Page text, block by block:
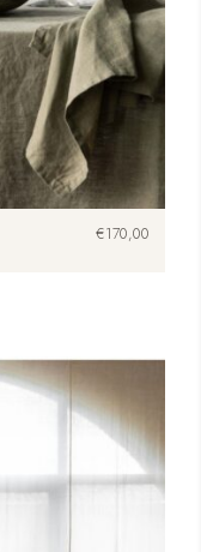
€170,00